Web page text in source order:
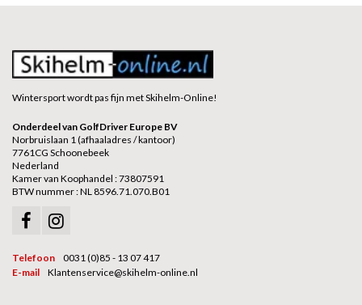
Wintersport wordt pas fijn met Skihelm-Online!
Onderdeel van GolfDriver Europe BV
Norbruislaan 1 (afhaaladres / kantoor)
7761CG Schoonebeek
Nederland
Kamer van Koophandel : 73807591
BTW nummer : NL 8596.71.070.B01
Telefoon
0031 (0)85 - 13 07 417
E-mail
Klantenservice@skihelm-online.nl